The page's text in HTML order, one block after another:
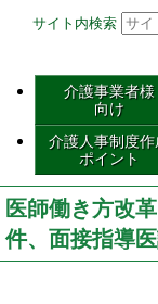
サイト内検索
介護事業者様
向け
介護人事制度作
ポイント
医師働き方改
件、面接指導